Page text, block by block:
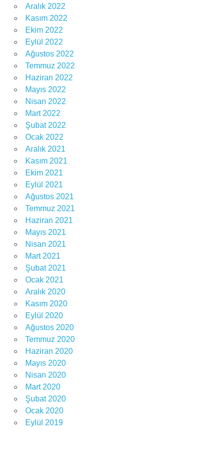
Aralık 2022
Kasım 2022
Ekim 2022
Eylül 2022
Ağustos 2022
Temmuz 2022
Haziran 2022
Mayıs 2022
Nisan 2022
Mart 2022
Şubat 2022
Ocak 2022
Aralık 2021
Kasım 2021
Ekim 2021
Eylül 2021
Ağustos 2021
Temmuz 2021
Haziran 2021
Mayıs 2021
Nisan 2021
Mart 2021
Şubat 2021
Ocak 2021
Aralık 2020
Kasım 2020
Eylül 2020
Ağustos 2020
Temmuz 2020
Haziran 2020
Mayıs 2020
Nisan 2020
Mart 2020
Şubat 2020
Ocak 2020
Eylül 2019